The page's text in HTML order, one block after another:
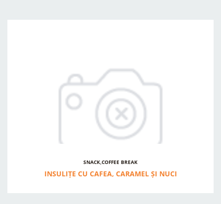
SNACK,COFFEE BREAK
INSULIȚE CU CAFEA, CARAMEL ȘI NUCI